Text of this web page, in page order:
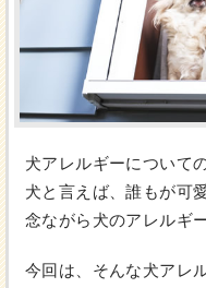
犬アレルギーについて
犬と言えば、誰もが可
念ながら犬のアレルギ
今回は、そんな犬アレ